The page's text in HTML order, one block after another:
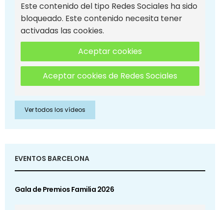
Este contenido del tipo Redes Sociales ha sido
bloqueado. Este contenido necesita tener
activadas las cookies.
Aceptar cookies
Aceptar cookies de Redes Sociales
Ver todos los vídeos
EVENTOS BARCELONA
Gala de Premios Familia 2026